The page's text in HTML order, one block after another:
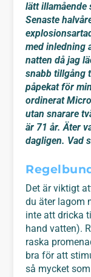
lätt illamående
Senaste
med inledning
natten då jag
snabb tillgång
påpekat för
ordinerat
utan snarare
är 71 år. Äter
dagligen. Vad
Det är viktigt
du äter lagom
inte att dricka
hand vatten).
raska
bra för att
så mycket